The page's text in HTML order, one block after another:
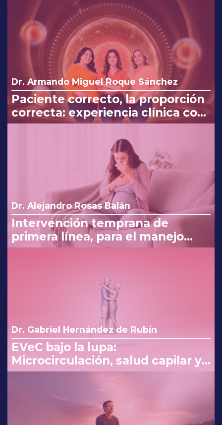
Dr. Armando Miguel Roque Sánchez
Paciente correcto, la proporción
correcta: experiencia clínica con
Myo y D-Chiro-Inositol
Dr. Alejandro Rosas Balán
Intervención temprana de
primera línea, para el manejo
eficaz en náuseas y vómito del
Dr. Gabriel Hernández de Rubín
EVeC bajo la lupa:
Microcirculación, salud capilar y
costo beneficio en la consulta